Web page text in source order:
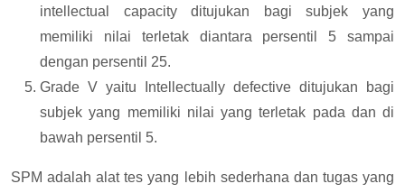
intellectual capacity ditujukan bagi subjek yang
memiliki nilai terletak diantara persentil 5 sampai
dengan persentil 25.
Grade V yaitu Intellectually defective ditujukan bagi
subjek yang memiliki nilai yang terletak pada dan di
bawah persentil 5.
SPM adalah alat tes yang lebih sederhana dan tugas yang